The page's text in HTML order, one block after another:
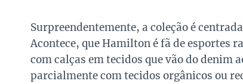
Surpreendentemente, a coleção é
Acontece, que Hamilton é fã de esportes
com calças em tecidos que vão do denim
parcialmente com tecidos orgânicos ou